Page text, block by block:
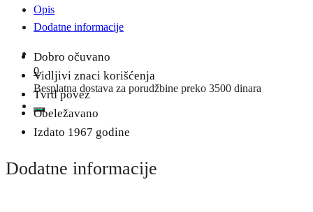
0
Besplatna dostava za porudžbine preko 3500 dinara
Opis
Dodatne informacije
Dobro očuvano
Vidljivi znaci korišćenja
Tvrd povez
Obeležavano
Izdato 1967 godine
Dodatne informacije